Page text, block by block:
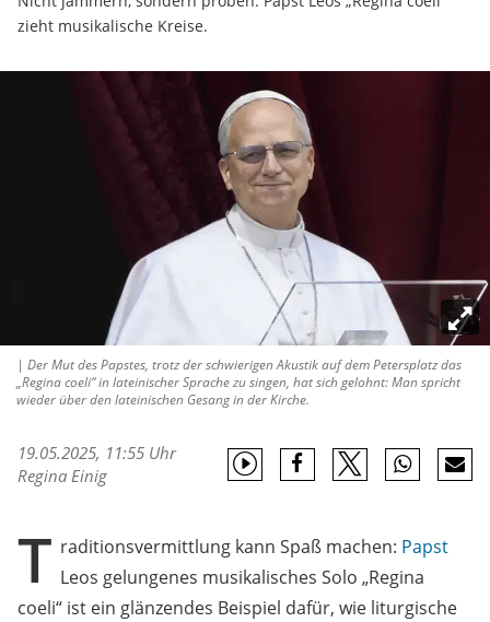
zieht musikalische Kreise.
| Der Mut des Papstes, trotz der schwierigen Akustik auf dem Petersplatz das
„Regina coeli“ in lateinischer Sprache zu singen, hat sich gelohnt: Man spricht
wieder über den lateinischen Gesang in der Kirche.
19.05.2025, 11:55 Uhr
Regina Einig
T raditionsvermittlung kann Spaß machen: Papst
Leos gelungenes musikalisches Solo „Regina
coeli“ ist ein glänzendes Beispiel dafür, wie liturgische